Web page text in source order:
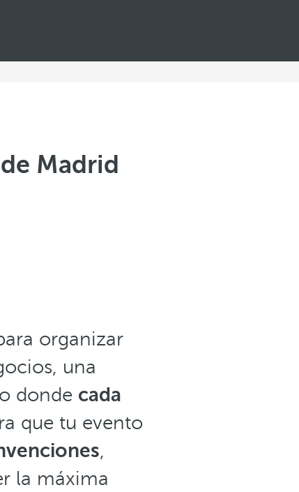
Madrid
organizar
una
donde cada
que tu evento
,
la máxima